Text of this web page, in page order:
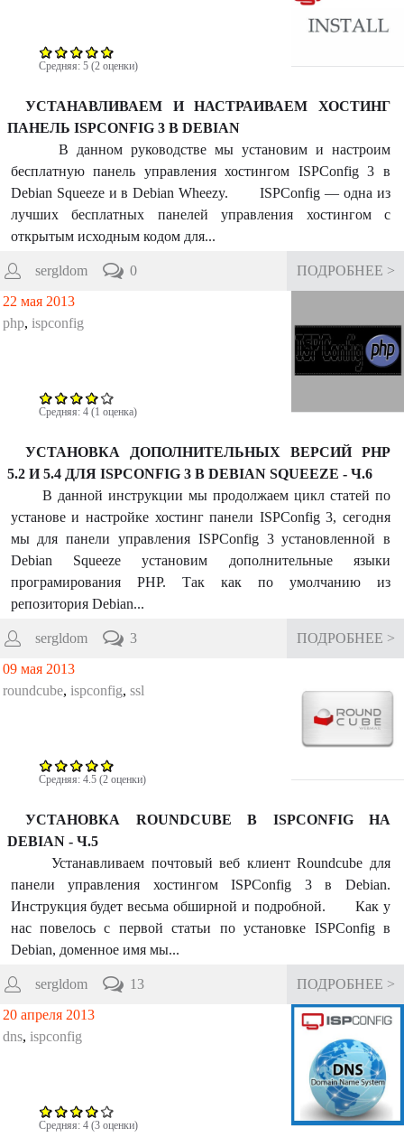
Средняя: 5 (2 оценки)
УСТАНАВЛИВАЕМ И НАСТРАИВАЕМ ХОСТИНГ
ПАНЕЛЬ ISPCONFIG 3 В DEBIAN
В данном руководстве мы установим и настроим
бесплатную панель управления хостингом ISPConfig 3 в
Debian Squeeze и в Debian Wheezy. ISPConfig — одна из
лучших бесплатных панелей управления хостингом с
открытым исходным кодом для...
sergldom ПОДРОБНЕЕ >
0
22 мая 2013
php, ispconfig
Средняя: 4 (1 оценка)
УСТАНОВКА ДОПОЛНИТЕЛЬНЫХ ВЕРСИЙ PHP
5.2 И 5.4 ДЛЯ ISPCONFIG 3 В DEBIAN SQUEEZE - Ч.6
В данной инструкции мы продолжаем цикл статей по
установе и настройке хостинг панели ISPConfig 3, сегодня
мы для панели управления ISPConfig 3 установленной в
Debian Squeeze установим дополнительные языки
програмирования PHP. Так как по умолчанию из
репозитория Debian...
sergldom ПОДРОБНЕЕ >
3
09 мая 2013
roundcube, ispconfig, ssl
Средняя: 4.5 (2 оценки)
УСТАНОВКА ROUNDCUBE В ISPCONFIG НА
DEBIAN - Ч.5
Устанавливаем почтовый веб клиент Roundcube для
панели управления хостингом ISPConfig 3 в Debian.
Инструкция будет весьма обширной и подробной. Как у
нас повелось с первой статьи по установке ISPConfig в
Debian, доменное имя мы...
sergldom ПОДРОБНЕЕ >
13
20 апреля 2013
dns, ispconfig
Средняя: 4 (3 оценки)